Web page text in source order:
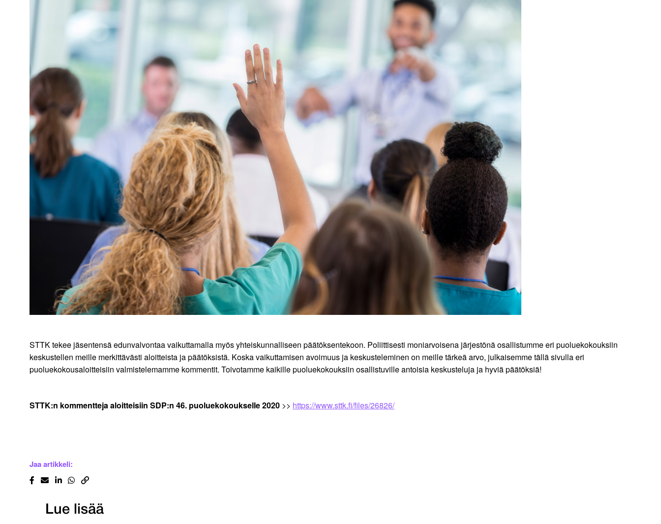
STTK tekee jäsentensä edunvalvontaa vaikuttamalla myös yhteiskunnalliseen päätöksentekoon. Poliittisesti moniarvoisena järjestönä osallistumme eri puoluekokouksiin
keskustellen meille merkittävästi aloitteista ja päätöksistä. Koska vaikuttamisen avoimuus ja keskusteleminen on meille tärkeä arvo, julkaisemme tällä sivulla eri
puoluekokousaloitteisiin valmistelemamme kommentit. Toivotamme kaikille puoluekokouksiin osallistuville antoisia keskusteluja ja hyviä päätöksiä!
STTK:n kommenttejaaloitteisiin SDP:n 46. puoluekokoukselle 2020 >> https://www.sttk.fi/files/26826/
Jaa artikkeli:
Lue lisää